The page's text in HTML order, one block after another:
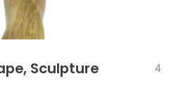
Sculpture 4